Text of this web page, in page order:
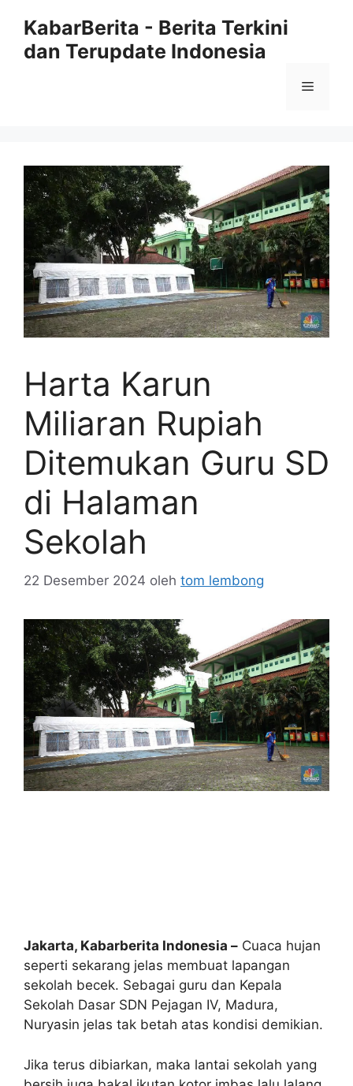
KabarBerita - Berita Terkini
dan Terupdate Indonesia
Menu
Harta Karun
Miliaran Rupiah
Ditemukan Guru SD
di Halaman
Sekolah
22 Desember 2024 oleh tom lembong
Jakarta, Kabarberita Indonesia – Cuaca hujan
seperti sekarang jelas membuat lapangan
sekolah becek. Sebagai guru dan Kepala
Sekolah Dasar SDN Pejagan IV, Madura,
Nuryasin jelas tak betah atas kondisi demikian.
Jika terus dibiarkan, maka lantai sekolah yang